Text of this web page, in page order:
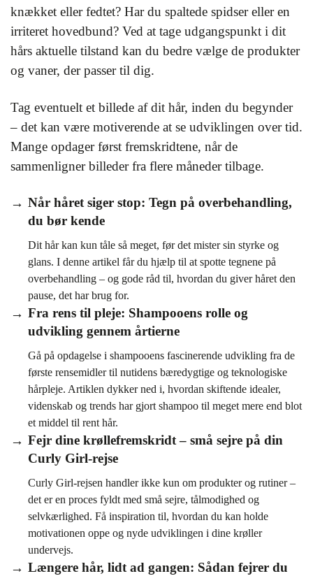
knækket eller fedtet? Har du spaltede spidser eller en
irriteret hovedbund? Ved at tage udgangspunkt i dit
hårs aktuelle tilstand kan du bedre vælge de produkter
og vaner, der passer til dig.
Tag eventuelt et billede af dit hår, inden du begynder
– det kan være motiverende at se udviklingen over tid.
Mange opdager først fremskridtene, når de
sammenligner billeder fra flere måneder tilbage.
Når håret siger stop: Tegn på overbehandling,
du bør kende
Dit hår kan kun tåle så meget, før det mister sin styrke og
glans. I denne artikel får du hjælp til at spotte tegnene på
overbehandling – og gode råd til, hvordan du giver håret den
pause, det har brug for.
Fra rens til pleje: Shampooens rolle og
udvikling gennem årtierne
Gå på opdagelse i shampooens fascinerende udvikling fra de
første rensemidler til nutidens bæredygtige og teknologiske
hårpleje. Artiklen dykker ned i, hvordan skiftende idealer,
videnskab og trends har gjort shampoo til meget mere end blot
et middel til rent hår.
Fejr dine krøllefremskridt – små sejre på din
Curly Girl-rejse
Curly Girl-rejsen handler ikke kun om produkter og rutiner –
det er en proces fyldt med små sejre, tålmodighed og
selvkærlighed. Få inspiration til, hvordan du kan holde
motivationen oppe og nyde udviklingen i dine krøller
undervejs.
Længere hår, lidt ad gangen: Sådan fejrer du